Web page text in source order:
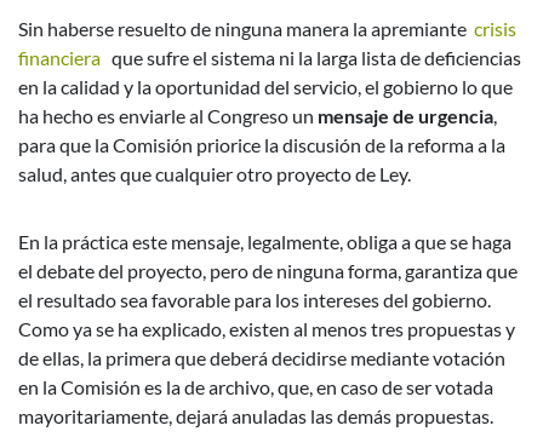
Sin haberse resuelto de ninguna manera la apremiante crisis
financiera que sufre el sistema ni la larga lista de deficiencias
en la calidad y la oportunidad del servicio, el gobierno lo que
ha hecho es enviarle al Congreso un mensaje de urgencia
para que la Comisión priorice la discusión de la reforma a la
salud, antes que cualquier otro proyecto de Ley.
En la práctica este mensaje, legalmente, obliga a que se haga
el debate del proyecto, pero de ninguna forma, garantiza que
el resultado sea favorable para los intereses del gobierno.
Como ya se ha explicado, existen al menos tres propuestas y
de ellas, la primera que deberá decidirse mediante votación
en la Comisión es la de archivo, que, en caso de ser votada
mayoritariamente, dejará anuladas las demás propuestas.